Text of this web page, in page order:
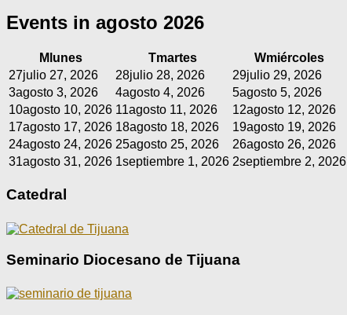
Events in agosto 2026
M lunes Tmartes Wmiércoles
27julio 27, 2026 28julio 28, 2026 29julio 29, 2026
3agosto 3, 2026 4agosto 4, 2026 5agosto 5, 2026
10agosto 10, 2026 11agosto 11, 2026 12agosto 12, 2026
17agosto 17, 2026 18agosto 18, 2026 19agosto 19, 2026
24agosto 24, 2026 25agosto 25, 2026 26agosto 26, 2026
31agosto 31, 2026 1septiembre 1, 2026 2septiembre 2, 2026
Catedral
Seminario Diocesano de Tijuana